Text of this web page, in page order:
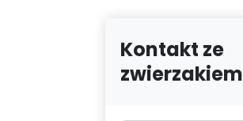
Kontakt ze
zwierzakiem